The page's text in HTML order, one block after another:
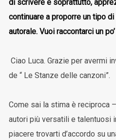
di scrivere e soprattutto,
continuare a proporre un tipo
autorale. Vuoi raccontarci un
Ciao Luca. Grazie per avermi
de “ Le Stanze delle canzoni”.
Come sai la stima è reciproca
autori più versatili e talentuosi
piacere trovarti d’accordo su